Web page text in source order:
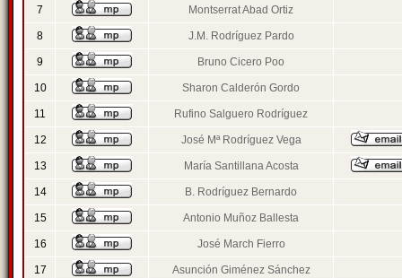
7 Montserrat Abad Ortiz
8 J.M. Rodríguez Pardo
9 Bruno Cicero Poo
10 Sharon Calderón Gordo
11 Rufino Salguero Rodríguez
12 José Mª Rodríguez Vega
13 María Santillana Acosta
14 B. Rodríguez Bernardo
15 Antonio Muñoz Ballesta
16 José March Fierro
17 Asunción Giménez Sánchez